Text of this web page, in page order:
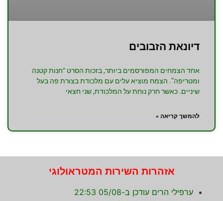
דיונאת הזבובים
אחד הצמחים המפורסמים ביותר, בזכות הסרט “חנות קטנה
ומטריפה”. הצמח מוציא עלים עם מלכודת בצורת פה בעל
שיניים. כאשר חרק נוחת על המלכודת, שני חצאי
להמשך קריאה »
אזהרות השירות המטראולוגי
ערפילי הרים עודכן ב-05/08 22:53